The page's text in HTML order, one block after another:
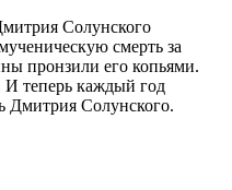
Солунского
смерть за
пронзили его копьями.
И теперь каждый год
Дмитрия Солунского.